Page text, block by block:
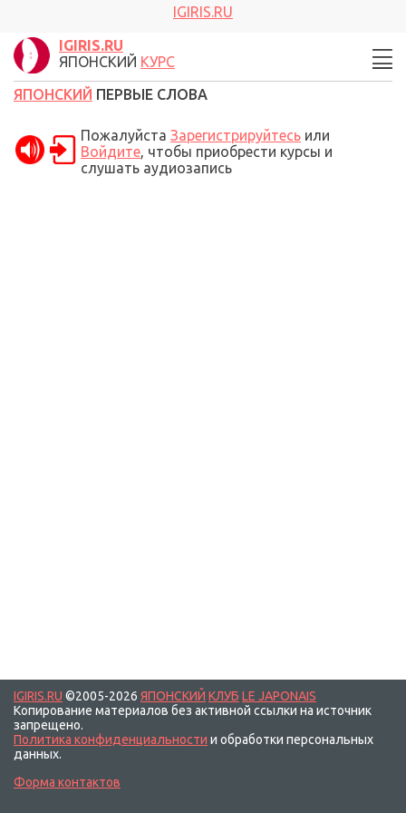
IGIRIS.RU
IGIRIS.RU
ЯПОНСКИЙ КУРС
ЯПОНСКИЙ ПЕРВЫЕ СЛОВА
Пожалуйста Зарегистрируйтесь или
Войдите, чтобы приобрести курсы и
слушать аудиозапись
IGIRIS.RU ©2005-2026 ЯПОНСКИЙ КЛУБ LE JAPONAIS
Копирование материалов без активной ссылки на источник
запрещено.
Политика конфиденциальности и обработки персональных
данных.
Форма контактов